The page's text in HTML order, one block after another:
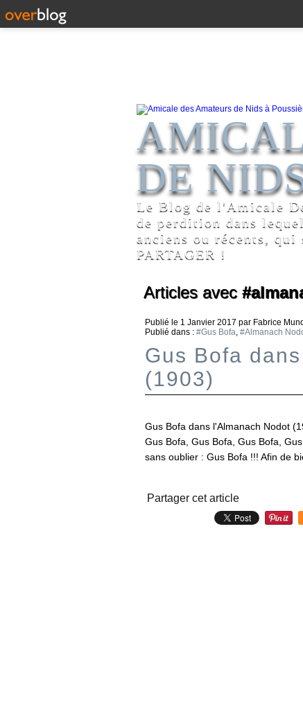
DE
Le Blog de l'Amicale
de perdition dans
anciens ou récents,
PARTAGER !
Articles avec
Publié le 1 Janvier 2017 par Fabrice
Publié dans : #Gus Bofa, #Almanach
Gus Bofa
(1903)
Gus Bofa dans l'Almanach Nodot
Gus Bofa, Gus Bofa, Gus Bofa,
sans oublier : Gus Bofa !!! Afin de
Partager cet article